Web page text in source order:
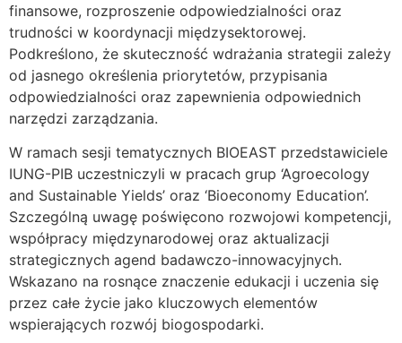
finansowe, rozproszenie odpowiedzialności oraz
trudności w koordynacji międzysektorowej.
Podkreślono, że skuteczność wdrażania strategii zależy
od jasnego określenia priorytetów, przypisania
odpowiedzialności oraz zapewnienia odpowiednich
narzędzi zarządzania.
W ramach sesji tematycznych BIOEAST przedstawiciele
IUNG-PIB uczestniczyli w pracach grup ‘Agroecology
and Sustainable Yields’ oraz ‘Bioeconomy Education’.
Szczególną uwagę poświęcono rozwojowi kompetencji,
współpracy międzynarodowej oraz aktualizacji
strategicznych agend badawczo-innowacyjnych.
Wskazano na rosnące znaczenie edukacji i uczenia się
przez całe życie jako kluczowych elementów
wspierających rozwój biogospodarki.